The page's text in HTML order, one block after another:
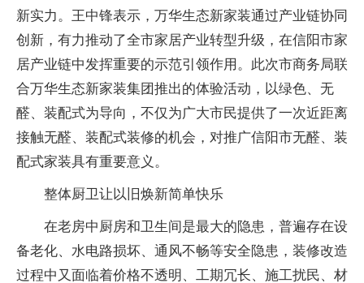
新实力。王中锋表示，万华生态新家装通过产业链协同
创新，有力推动了全市家居产业转型升级，在信阳市家
居产业链中发挥重要的示范引领作用。此次市商务局联
合万华生态新家装集团推出的体验活动，以绿色、无
醛、装配式为导向，不仅为广大市民提供了一次近距离
接触无醛、装配式装修的机会，对推广信阳市无醛、装
配式家装具有重要意义。
整体厨卫让以旧焕新简单快乐
在老房中厨房和卫生间是最大的隐患，普遍存在设
备老化、水电路损坏、通风不畅等安全隐患，装修改造
过程中又面临着价格不透明、工期冗长、施工扰民、材